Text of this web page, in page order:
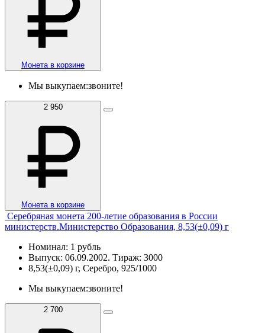
Монета в корзине
Мы выкупаем:звоните!
2 950
Монета в корзине
Серебряная монета 200-летие образования в России
министерств.Министерство Образования, 8,53(±0,09) г
Номинал: 1 рубль
Выпуск: 06.09.2002. Тираж: 3000
8,53(±0,09) г, Серебро, 925/1000
Мы выкупаем:звоните!
2 700